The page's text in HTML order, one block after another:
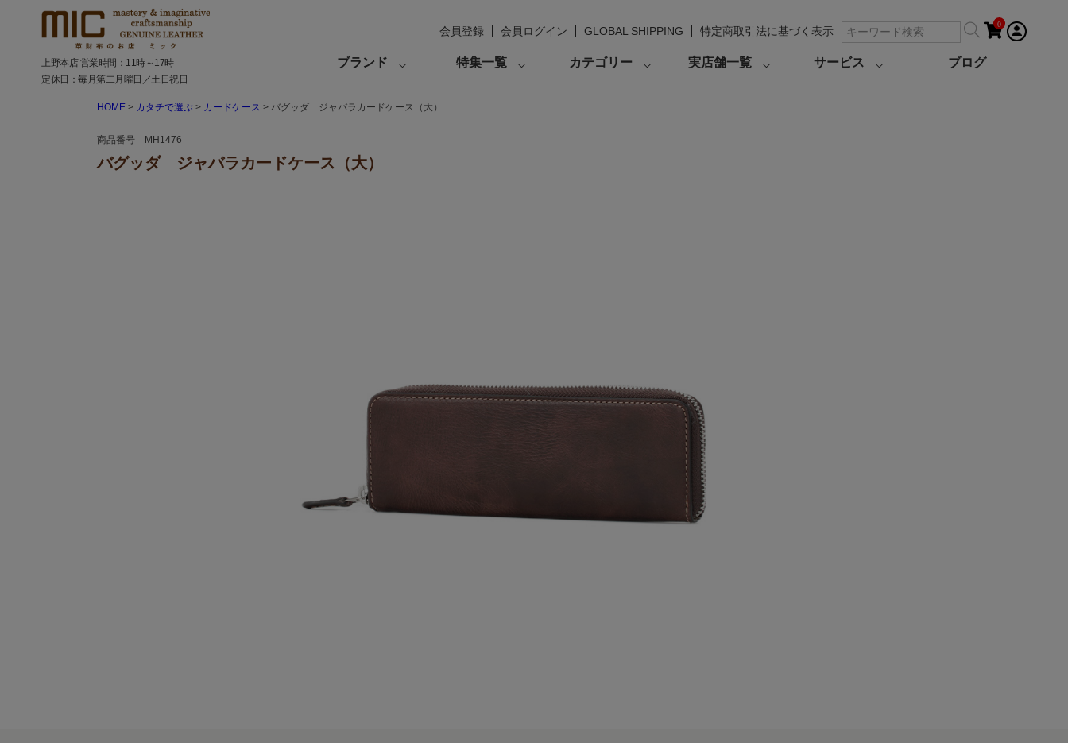
上野本店 営業時間：11時～17時
定休日：毎月第二月曜日／土日祝日
会員登録 会員ログイン GLOBAL SHIPPING 特定商取引法に基づく表示
0
ブランド 特集一覧 カテゴリー 実店舗一覧 サービス ブログ
HOME カタチで選ぶ カードケース バグッダ ジャバラカードケース（大）
商品番号 MH1476
バグッダ ジャバラカードケース（大）